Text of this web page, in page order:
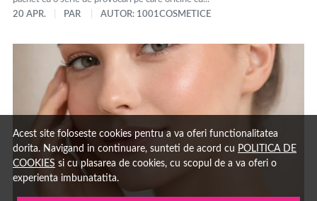
Acest site foloseste cookies pentru a va oferi functionalitatea
dorita. Navigand in continuare, sunteti de acord cu POLITICA DE
COOKIES si cu plasarea de cookies, cu scopul de a va oferi o
experienta imbunatatita.
20 APR.
PAR AUTOR: 1001COSMETICE